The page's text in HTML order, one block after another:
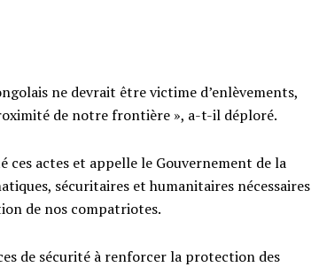
ne devrait être victime d’enlèvements,
de notre frontière », a-t-il déploré.
ces actes et appelle le Gouvernement de la
sécuritaires et humanitaires nécessaires
de nos compatriotes.
de sécurité à renforcer la protection des